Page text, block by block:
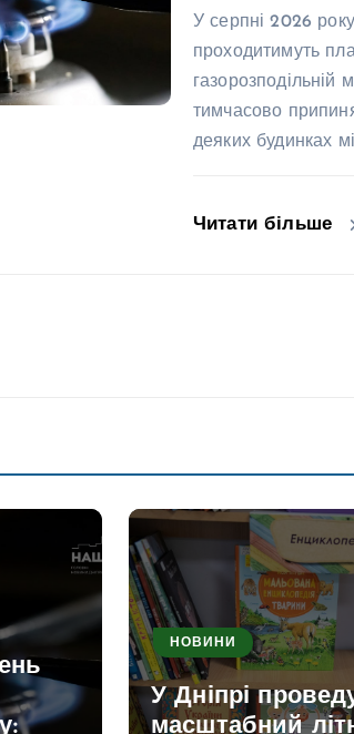
У серпні 2026
проходитимуть
газорозподільній
тимчасово
деяких будинках
Читати більше
НОВИНИ
У Дніпрі
масштабний